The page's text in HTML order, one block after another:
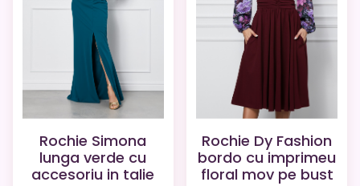
Rochie Simona
lunga verde cu
accesoriu in talie
Rochie Dy Fashion
bordo cu imprimeu
floral mov pe bust